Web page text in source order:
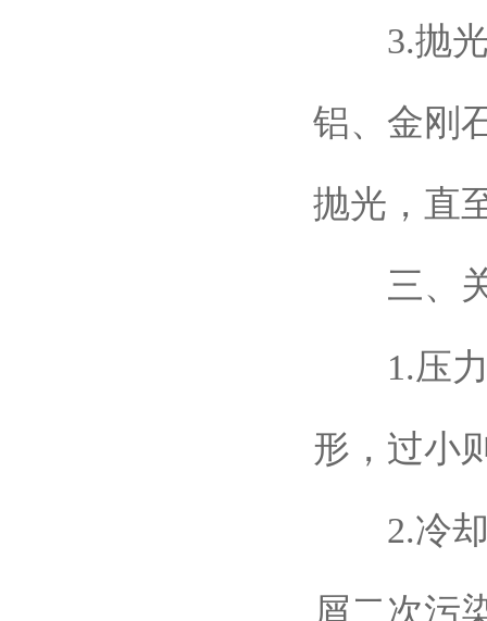
3.抛光
铝、金刚
抛光，直
三、关
1.压力
形，过小
2.冷却
屑二次污